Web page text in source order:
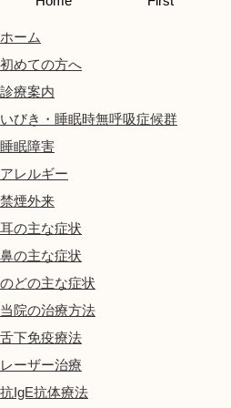
ホーム
初めての方へ
診療案内
いびき・睡眠時無呼吸症候群
睡眠障害
アレルギー
禁煙外来
耳の主な症状
鼻の主な症状
のどの主な症状
当院の治療方法
舌下免疫療法
レーザー治療
抗IgE抗体療法